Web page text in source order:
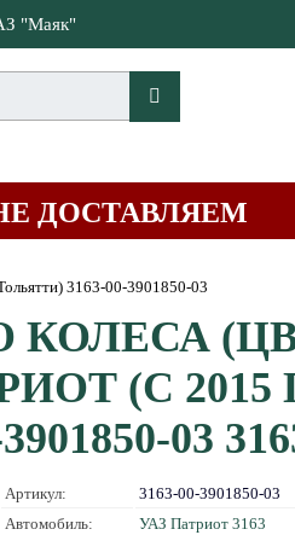
"Маяк"
ДОСТАВЛЯЕМ
3163-00-3901850-03
КОЛЕСА
(С
03
Артикул:
3163-00-3901850-03
Автомобиль:
УАЗ Патриот 3163